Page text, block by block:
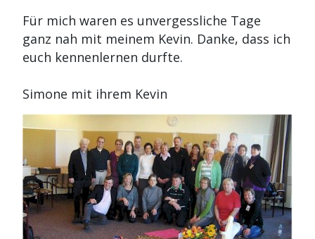
Für mich waren es unvergessliche Tage
ganz nah mit meinem Kevin. Danke, dass ich
euch kennenlernen durfte.
Simone mit ihrem Kevin